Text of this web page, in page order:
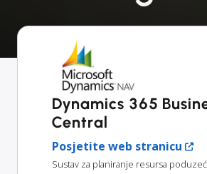
Dynamics 365
Central
Posjetite web stranicu
Sustav za planiranje resursa